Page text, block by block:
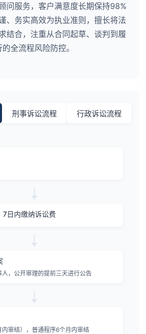
问服务，客户满意度长期保持98%
、务实高效为执业准则，擅长将法
结合，注重从合同起草、谈判到履
的全流程风险防控。
刑事诉讼流程 行政诉讼流程
7日内缴纳诉讼费
，公开审理的提前三天进行公告
内审结），普通程序6个月内审结